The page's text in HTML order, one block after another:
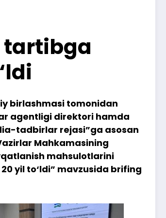
tartibga
birlashmasi tomonidan
agentligi direktori hamda
tadbirlar rejasi”ga asosan
Mahkamasining
mahsulotlarini
yil to‘ldi” mavzusida brifing